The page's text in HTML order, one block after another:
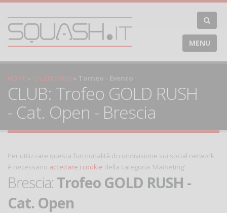
MENU
HOME CALENDARIO Torneo - Evento
CLUB: Trofeo GOLD RUSH
- Cat. Open - Brescia
Per utilizzare questa funzionalità di condivisione sui social network
è necessario accettare i cookie della categoria 'Marketing'
Brescia: Trofeo GOLD RUSH -
Cat. Open